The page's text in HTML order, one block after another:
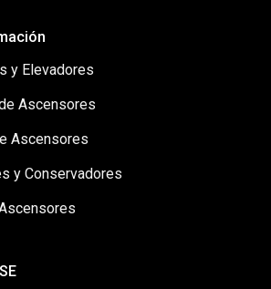
y Elevadores
Ascensores
Ascensores
y Conservadores